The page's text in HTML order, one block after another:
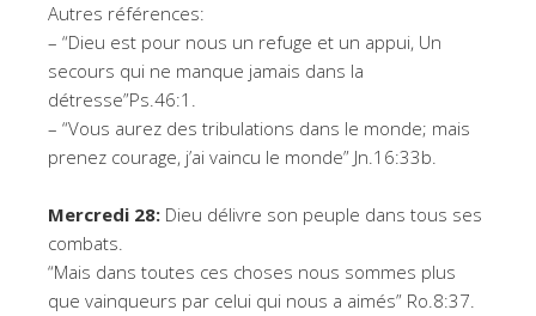
Autres références:
– “Dieu est pour nous un refuge et un appui, Un
secours qui ne manque jamais dans la
détresse”Ps.46:1.
– “Vous aurez des tribulations dans le monde; mais
prenez courage, j’ai vaincu le monde” Jn.16:33b.
Mercredi 28: Dieu délivre son peuple dans tous ses
combats.
“Mais dans toutes ces choses nous sommes plus
que vainqueurs par celui qui nous a aimés” Ro.8:37.